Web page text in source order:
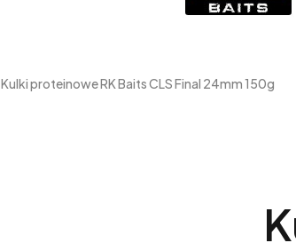
Kulki proteinowe RK Baits CLS Final 24mm 150g